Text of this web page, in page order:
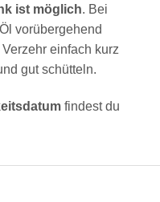
ist möglich. Bei
vorübergehend
einfach kurz
gut schütteln.
findest du